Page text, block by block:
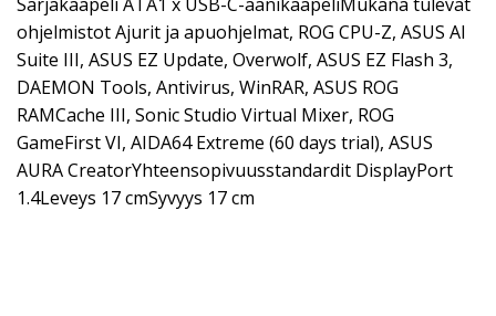
ohjelmistot Ajurit ja apuohjelmat, ROG CPU-Z, ASUS AI
Suite III, ASUS EZ Update, Overwolf, ASUS EZ Flash 3,
DAEMON Tools, Antivirus, WinRAR, ASUS ROG
RAMCache III, Sonic Studio Virtual Mixer, ROG
GameFirst VI, AIDA64 Extreme (60 days trial), ASUS
AURA CreatorYhteensopivuusstandardit DisplayPort
1.4Leveys 17 cmSyvyys 17 cm